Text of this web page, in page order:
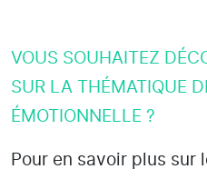
VOUS SOUHAITEZ
SUR LA THÉMATIQUE
ÉMOTIONNELLE ?
Pour en savoir plus sur